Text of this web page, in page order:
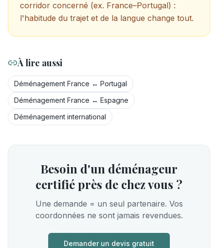
corridor concerné (ex. France–Portugal) :
l'habitude du trajet et de la langue change tout.
À lire aussi
Déménagement France ↔ Portugal
Déménagement France ↔ Espagne
Déménagement international
Besoin d'un déménageur
certifié près de chez vous ?
Une demande = un seul partenaire. Vos
coordonnées ne sont jamais revendues.
Demander un devis gratuit